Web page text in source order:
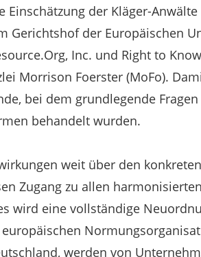
Einschätzung der Kläger-
Gerichtshof der Europäischen
Inc. und Right to
Morrison Foerster (MoFo).
bei dem grundlegende
behandelt wurden.
weit über den
Zugang zu allen
wird eine vollständige
werden von